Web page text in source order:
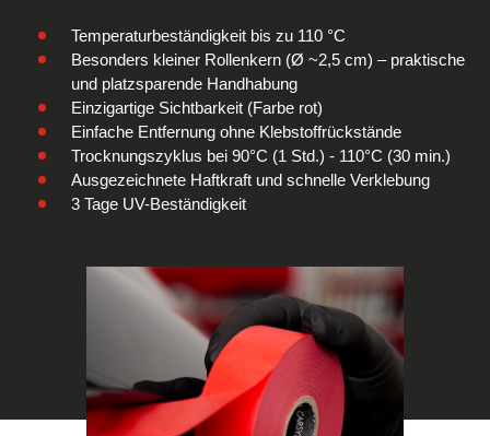
Temperaturbeständigkeit bis zu 110 °C
Besonders kleiner Rollenkern (Ø ~2,5 cm) – praktische
und platzsparende Handhabung
Einzigartige Sichtbarkeit (Farbe rot)
Einfache Entfernung ohne Klebstoffrückstände
Trocknungszyklus bei 90°C (1 Std.) - 110°C (30 min.)
Ausgezeichnete Haftkraft und schnelle Verklebung
3 Tage UV-Beständigkeit